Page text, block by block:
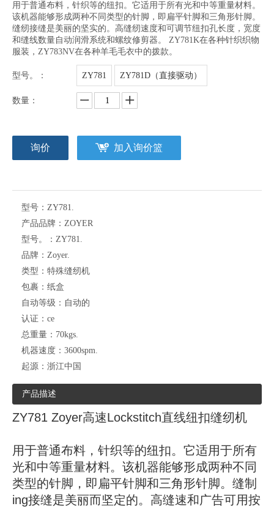
用于普通布料，针织等的纽扣。它适用于所有光和中等重量材料。
该机器能够形成两种不同类型的针脚，即扁平针脚和三角形针脚。
缝纫接缝是美丽的坚实的。高缝纫速度和可调节纽扣孔长度，宽度
和缝线数量自动润滑系统和螺纹修剪器。 ZY781K在各种针织织物
服装，ZY783NV在各种羊毛毛衣中的拨款。
型号。： ZY781 ZY781D（直接驱动）
数量：
询价 加入询价篮
型号： ZY781.
产品品牌： ZOYER
型号。： ZY781.
品牌： Zoyer.
类型： 特殊缝纫机
包裹： 纸盒
自动等级： 自动的
认证： ce
总重量： 70kgs.
机器速度： 3600spm.
起源： 浙江中国
产品描述
ZY781 Zoyer高速Lockstitch直线纽扣缝纫机
用于普通布料，针织等的纽扣。它适用于所有
光和中等重量材料。该机器能够形成两种不同
类型的针脚，即扁平针脚和三角形针脚。缝制
ing接缝是美丽而坚定的。高缝速和广告可用按